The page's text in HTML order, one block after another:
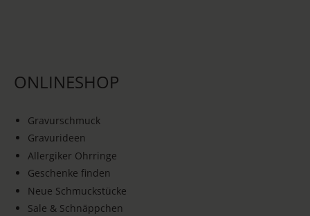
ONLINESHOP
Gravurschmuck
Gravurideen
Allergiker Ohrringe
Geschenke finden
Neue Schmuckstücke
Sale & Schnäppchen